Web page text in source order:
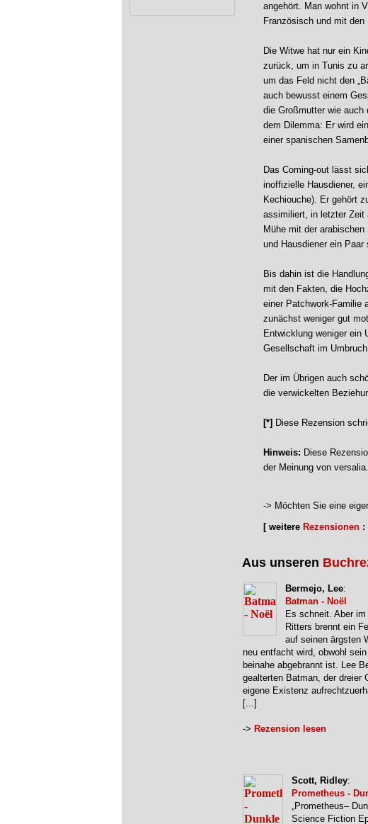
angehört. Man wohnt in
Französisch und mit
Die Witwe hat nur ein
zurück, um in Tunis zu
um das Feld nicht den
auch bewusst einem
die Großmutter wie auch
dem Dilemma: Er wird
einer spanischen
Das Coming-out lässt
inoffizielle Hausdiener,
Kechiouche). Er gehört
assimiliert, in letzter Zeit
Mühe mit der
und Hausdiener ein
Bis dahin ist die
mit den Fakten, die
einer Patchwork-Familie
zunächst weniger gut
Entwicklung weniger ein
Gesellschaft im
Der im Übrigen auch
die verwickelten
[*] Diese Rezension
Hinweis: Diese
der Meinung von
-> Möchten Sie eine
[ weitere Rezensionen :
Aus unseren
Bermejo, Lee:
Batman - Noël
Es schneit. Aber
Ritters brennt ein
auf seinen ärgsten
neu entfacht wird, obwohl
beinahe abgebrannt ist. Lee
gealterten Batman, der dreier
eigene Existenz
[...]
-> Rezension lesen
Scott, Ridley:
Prometheus -
„Prometheus–
Science Fiction